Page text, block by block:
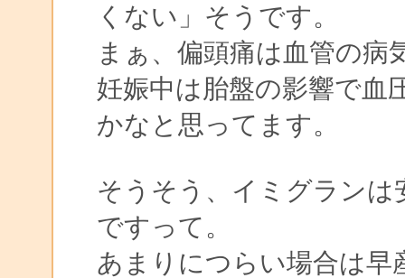
くない」そうです。
まぁ、偏頭痛は血管の病
妊娠中は胎盤の影響で血
かなと思ってます。
そうそう、イミグラン
ですって。
あまりにつらい場合は